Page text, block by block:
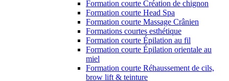
Formation courte Création de chignon
Formation courte Head Spa
Formation courte Massage Crânien
Formations courtes esthétique
Formation courte Épilation au fil
Formation courte Épilation orientale au
miel
Formation courte Réhaussement de cils,
brow lift & teinture